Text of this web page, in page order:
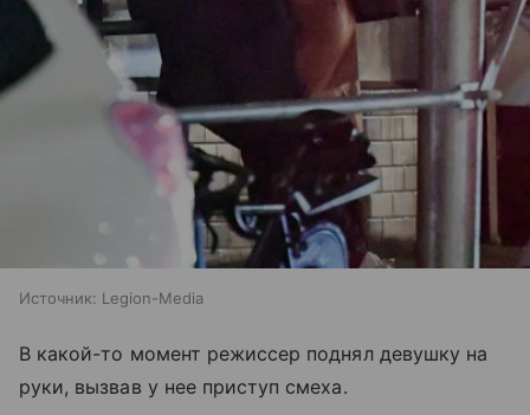
Источник: Legion-Media
В какой-то момент режиссер поднял девушку на
руки, вызвав у нее приступ смеха.